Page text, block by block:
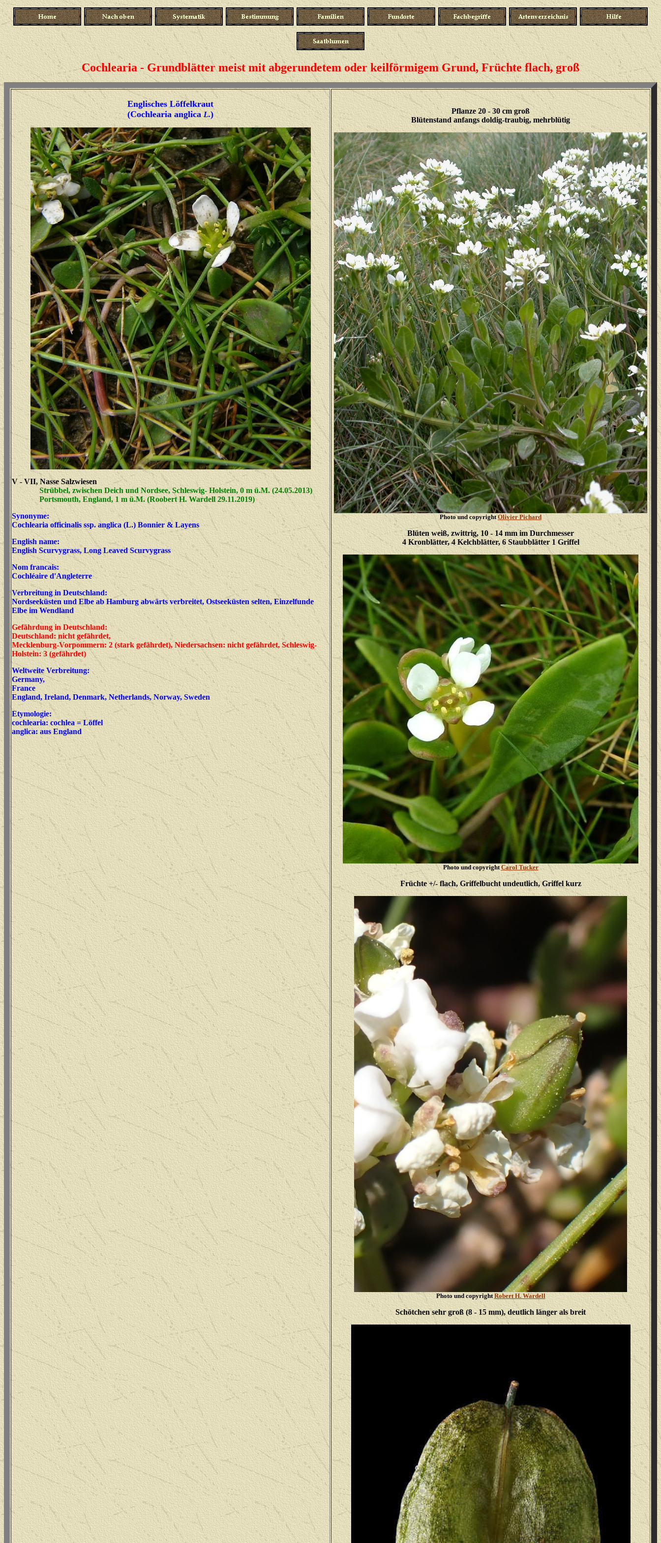
Cochlearia - Grundblätter meist mit abgerundetem oder keilförmigem Grund, Früchte flach, groß
Englisches Löffelkraut
(Cochlearia anglicaL.)
V - VII, Nasse Salzwiesen
Strübbel, zwischen Deich und Nordsee, Schleswig- Holstein, 0 m ü.M. (24.05.2013)
Portsmouth, England, 1 m ü.M. (Roobert H. Wardell 29.11.2019)
Synonyme:
Cochlearia officinalis ssp. anglica (L.) Bonnier & Layens
English name:
English Scurvygrass, Long Leaved Scurvygrass
Nom francais:
Cochléaire d'Angleterre
Verbreitung in Deutschland:
Nordseeküsten und Elbe ab Hamburg abwärts verbreitet, Ostseeküsten selten, Einzelfunde
Elbe im Wendland
Gefährdung in Deutschland:
Deutschland: nicht gefährdet,
Mecklenburg-Vorpommern: 2 (stark gefährdet), Niedersachsen: nicht gefährdet, Schleswig-
Holstein: 3 (gefährdet)
Weltweite Verbreitung:
Germany,
France
England, Ireland, Denmark, Netherlands, Norway, Sweden
Etymologie:
cochlearia: cochlea = Löffel
anglica: aus England
Pflanze 20 - 30 cm groß
Blütenstand anfangs doldig-traubig, mehrblütig
Photo und copyrightOlivier Pichard
Blüten weiß, zwittrig, 10 - 14 mm im Durchmesser
4 Kronblätter, 4 Kelchblätter, 6 Staubblätter 1 Griffel
Photo und copyrightCarol Tucker
Früchte +/- flach, Griffelbucht undeutlich, Griffel kurz
Photo und copyrightRobert H. Wardell
Schötchen sehr groß (8 - 15 mm), deutlich länger als breit